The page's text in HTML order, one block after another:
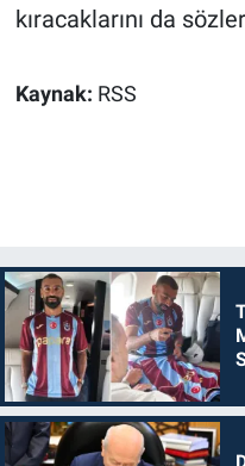
kıracaklarını da
Kaynak: RSS